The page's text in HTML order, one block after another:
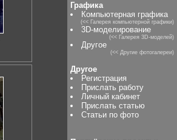
Графика
Компьютерная графика
(<< Галерея компьютерной графики)
3D-моделирование
(<< Галерея 3D-моделей)
Другое
(<< Другие фотогалереи)
Другое
Регистрация
Прислать работу
Личный кабинет
Прислать статью
Статьи по фото